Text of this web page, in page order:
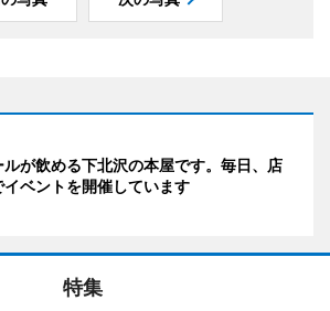
ルが飲める下北沢の本屋です。毎日、店
イベントを開催しています
特集